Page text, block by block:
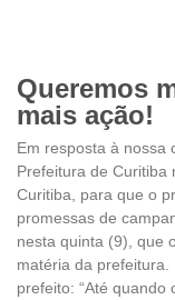
Queremos
mais ação!
Em resposta à nossa
Prefeitura de Curitiba
Curitiba, para que o
promessas de
nesta quinta (9), que
matéria da
prefeito: “Até quando